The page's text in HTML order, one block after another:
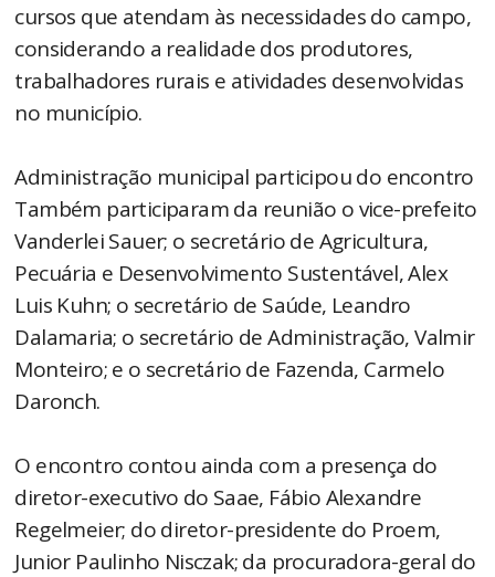
cursos que atendam às necessidades do campo,
considerando a realidade dos produtores,
trabalhadores rurais e atividades desenvolvidas
no município.
Administração municipal participou do encontro
Também participaram da reunião o vice-prefeito
Vanderlei Sauer; o secretário de Agricultura,
Pecuária e Desenvolvimento Sustentável, Alex
Luis Kuhn; o secretário de Saúde, Leandro
Dalamaria; o secretário de Administração, Valmir
Monteiro; e o secretário de Fazenda, Carmelo
Daronch.
O encontro contou ainda com a presença do
diretor-executivo do Saae, Fábio Alexandre
Regelmeier; do diretor-presidente do Proem,
Junior Paulinho Nisczak; da procuradora-geral do